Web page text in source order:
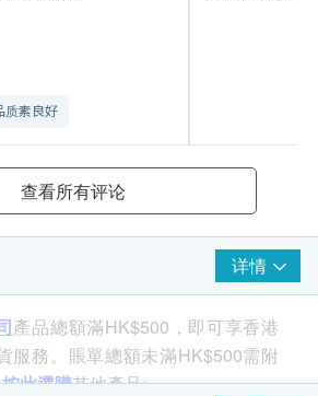
质素良好
查看所有评论
详情
產品總額滿HK$500，即可享香港
服務。賬單總額未滿HK$500需附
按此選購其他產品>